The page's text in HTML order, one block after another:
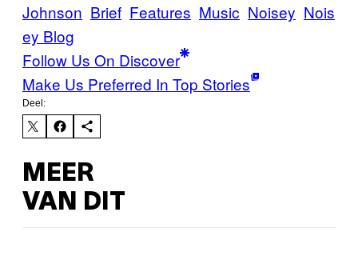
Johnson Brief Features Music Noisey Nois
ey Blog
Follow Us On Discover
Make Us Preferred In Top Stories
Deel:
MEER
VAN DIT